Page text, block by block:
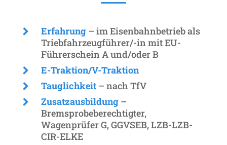
Erfahrung – im Eisenbahnbetrieb als
Triebfahrzeugführer/-in mit EU-
Führerschein A und/oder B
E-Traktion/V-Traktion
Tauglichkeit– nach TfV
Zusatzausbildung –
Bremsprobeberechtigter,
Wagenprüfer G, GGVSEB, LZB-LZB-
CIR-ELKE